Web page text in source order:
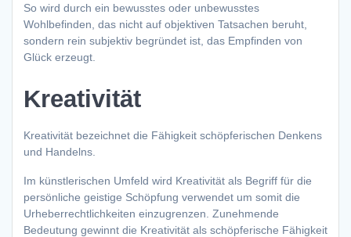
So wird durch ein bewusstes oder unbewusstes
Wohlbefinden, das nicht auf objektiven Tatsachen beruht,
sondern rein subjektiv begründet ist, das Empfinden von
Glück erzeugt.
Kreativität
Kreativität bezeichnet die Fähigkeit schöpferischen Denkens
und Handelns.
Im künstlerischen Umfeld wird Kreativität als Begriff für die
persönliche geistige Schöpfung verwendet um somit die
Urheberrechtlichkeiten einzugrenzen. Zunehmende
Bedeutung gewinnt die Kreativität als schöpferische Fähigkeit